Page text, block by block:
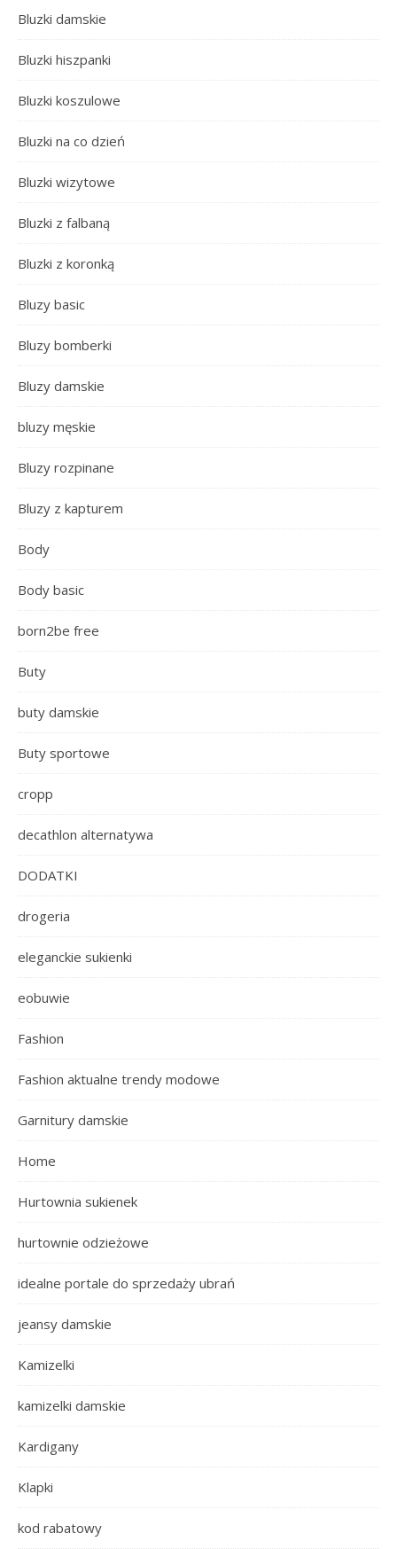
Bluzki damskie
Bluzki hiszpanki
Bluzki koszulowe
Bluzki na co dzień
Bluzki wizytowe
Bluzki z falbaną
Bluzki z koronką
Bluzy basic
Bluzy bomberki
Bluzy damskie
bluzy męskie
Bluzy rozpinane
Bluzy z kapturem
Body
Body basic
born2be free
Buty
buty damskie
Buty sportowe
cropp
decathlon alternatywa
DODATKI
drogeria
eleganckie sukienki
eobuwie
Fashion
Fashion aktualne trendy modowe
Garnitury damskie
Home
Hurtownia sukienek
hurtownie odzieżowe
idealne portale do sprzedaży ubrań
jeansy damskie
Kamizelki
kamizelki damskie
Kardigany
Klapki
kod rabatowy